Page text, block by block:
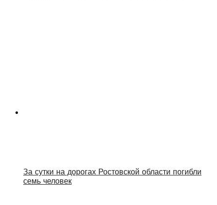
За сутки на дорогах Ростовской области погибли
семь человек